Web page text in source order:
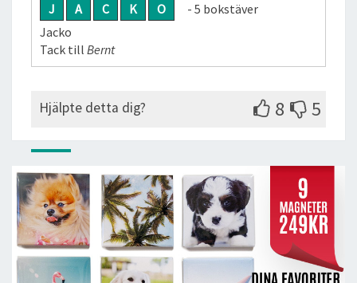
J A C K O
- 5 bokstäver
Jacko
Tack till Bernt
Hjälpte detta dig? 8 5